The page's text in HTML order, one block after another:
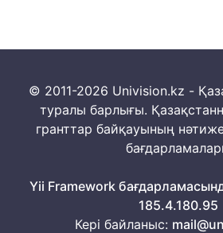
© 2011-2026 Univision.kz -
туралы барлығы.
гранттар байқауының
Yii Framework
185.4.180.95
Кері байланыс: